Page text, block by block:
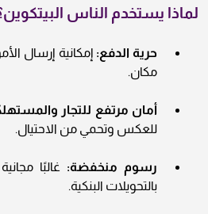
لماذا يستخدم الناس
حرية الدفع: إمكانية إرسال
مكان.
أمان مرتفع للتجار
للعكس وتحمي من الاحتيال.
رسوم منخفضة: غالبًا
بالتحويلات البنكية.